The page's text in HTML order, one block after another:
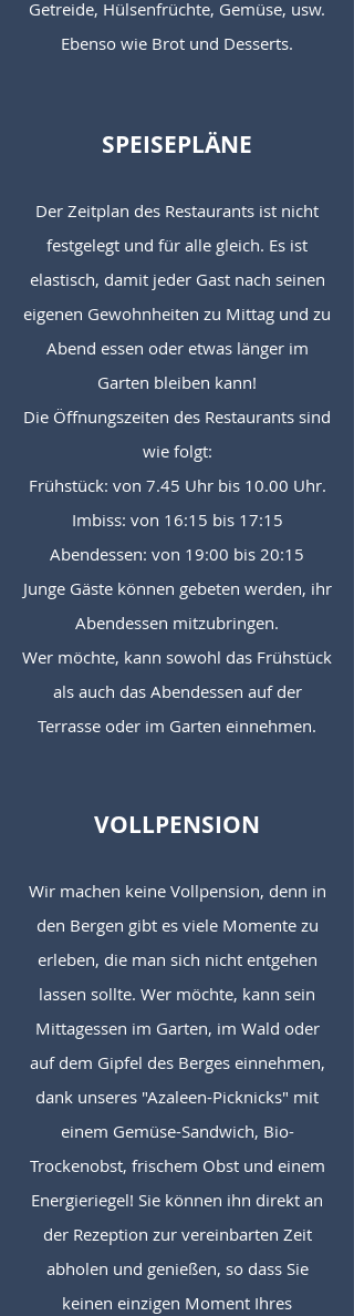
Getreide, Hülsenfrüchte, Gemüse, usw.
Ebenso wie Brot und Desserts.
SPEISEPLÄNE
Der Zeitplan des Restaurants ist nicht
festgelegt und für alle gleich. Es ist
elastisch, damit jeder Gast nach seinen
eigenen Gewohnheiten zu Mittag und zu
Abend essen oder etwas länger im
Garten bleiben kann!
Die Öffnungszeiten des Restaurants sind
wie folgt:
Frühstück: von 7.45 Uhr bis 10.00 Uhr.
Imbiss: von 16:15 bis 17:15
Abendessen: von 19:00 bis 20:15
Junge Gäste können gebeten werden, ihr
Abendessen mitzubringen.
Wer möchte, kann sowohl das Frühstück
als auch das Abendessen auf der
Terrasse oder im Garten einnehmen.
VOLLPENSION
Wir machen keine Vollpension, denn in
den Bergen gibt es viele Momente zu
erleben, die man sich nicht entgehen
lassen sollte. Wer möchte, kann sein
Mittagessen im Garten, im Wald oder
auf dem Gipfel des Berges einnehmen,
dank unseres "Azaleen-Picknicks" mit
einem Gemüse-Sandwich, Bio-
Trockenobst, frischem Obst und einem
Energieriegel! Sie können ihn direkt an
der Rezeption zur vereinbarten Zeit
abholen und genießen, so dass Sie
keinen einzigen Moment Ihres